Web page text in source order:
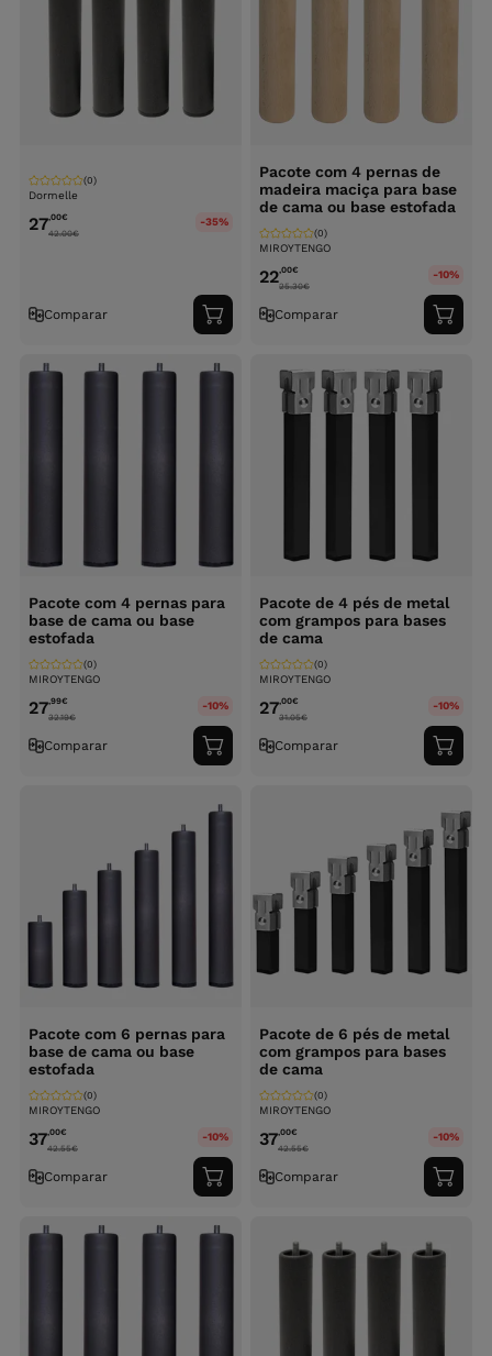
Dormelle
(0)
27,00€
42.00€
-35%
Comparar
Adicionar
ao
Pacote com 4 pernas de
madeira maciça para base
de cama ou base estofada
MIROYTENGO
(0)
22,00€
25.30€
-10%
Comparar
ao
Pacote com 4 pernas para
base de cama ou base
estofada
MIROYTENGO
(0)
27,99€
32.19€
-10%
Comparar
Adicionar
ao
Pacote de 4 pés de metal
com grampos para bases
de cama
MIROYTENGO
(0)
27,00€
31.05€
-10%
Comparar
ao
Pacote com 6 pernas para
base de cama ou base
estofada
MIROYTENGO
(0)
37,00€
42.55€
-10%
Comparar
Adicionar
ao
Pacote de 6 pés de metal
com grampos para bases
de cama
MIROYTENGO
(0)
37,00€
42.55€
-10%
Comparar
ao